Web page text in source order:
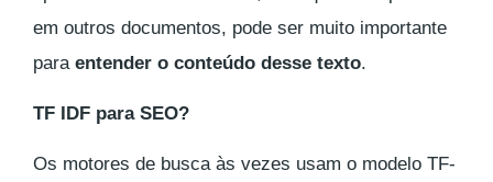
em outros documentos, pode ser muito importante
para entender o conteúdo desse texto.
TF IDF para SEO?
Os motores de busca às vezes usam o modelo TF-